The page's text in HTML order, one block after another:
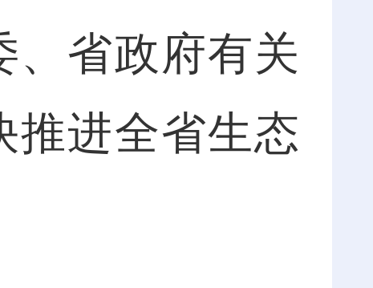
、省政府有关
推进全省生态